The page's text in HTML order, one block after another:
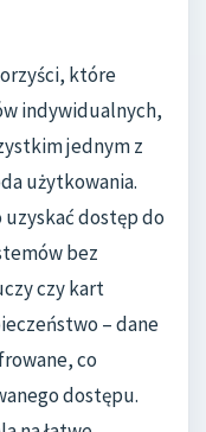
które
indywidualnych,
jednym z
użytkowania.
dostęp do
bez
czy kart
– dane
co
dostępu.